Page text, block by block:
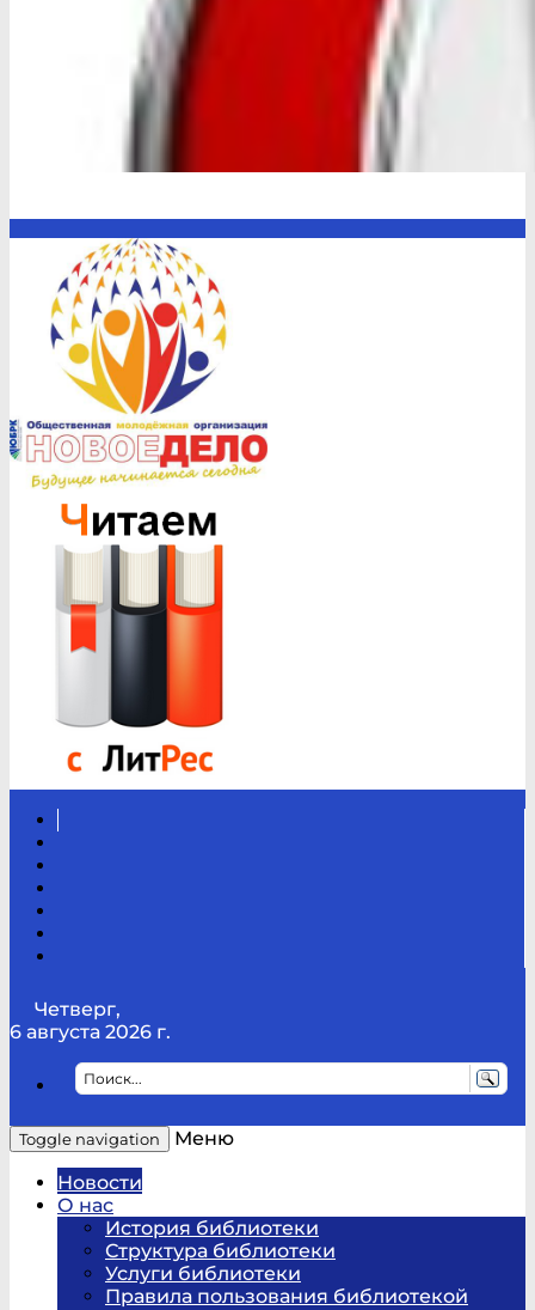
Четверг,
6 августа 2026 г.
Toggle navigation
Меню
Новости
О нас
История библиотеки
Структура библиотеки
Услуги библиотеки
Правила пользования библиотекой